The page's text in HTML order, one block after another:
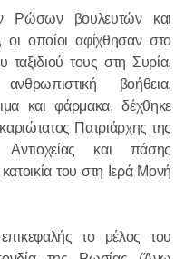
Ρώσων βουλευτών και
οποίοι αφίχθησαν στο
ταξιδιού τους στη Συρία,
βοήθεια,
και φάρμακα, δέχθηκε
Πατριάρχης της
και πάσης
του στη Ιερά Μονή
το μέλος του